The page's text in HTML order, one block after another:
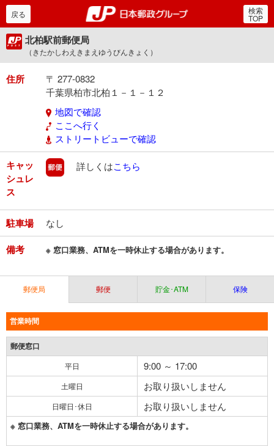
郵便局・日本郵政グルー
戻る 検索
TOP
北柏駅前郵便局
（きたかしわえきまえゆうびんきょく）
住所
〒 277-0832
千葉県柏市北柏１－１－１２
地図で確認
ここへ行く
ストリートビューで確認
キャッ
シュレ
ス
郵便
詳しくはこちら
駐車場 なし
備考 ※ 窓口業務、ATMを一時休止する場合があります。
郵便局 郵便 貯金･ATM 保険
営業時間
郵便窓口
平日 9:00 ～ 17:00
土曜日 お取り扱いしません
日曜日･休日 お取り扱いしません
※ 窓口業務、ATMを一時休止する場合があります。